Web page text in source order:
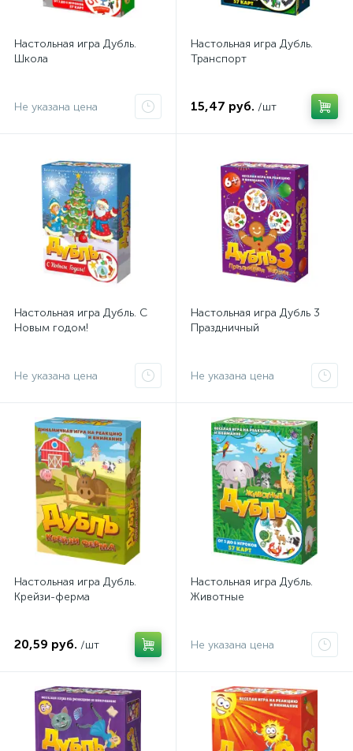
Настольная игра Дубль.
Школа
Не указана цена
Настольная игра Дубль.
Транспорт
15,47 руб. /шт
Настольная игра Дубль. С
Новым годом!
Не указана цена
Настольная игра Дубль 3
Праздничный
Не указана цена
Настольная игра Дубль.
Крейзи-ферма
20,59 руб. /шт
Настольная игра Дубль.
Животные
Не указана цена